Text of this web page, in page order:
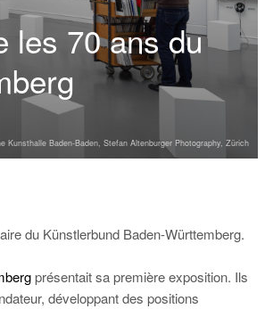
les 70 ans du
Baden-Baden, Stefan Altenburger Photography, Zürich
du Künstlerbund Baden-Württemberg.
présentait sa première exposition. Ils
développant des positions